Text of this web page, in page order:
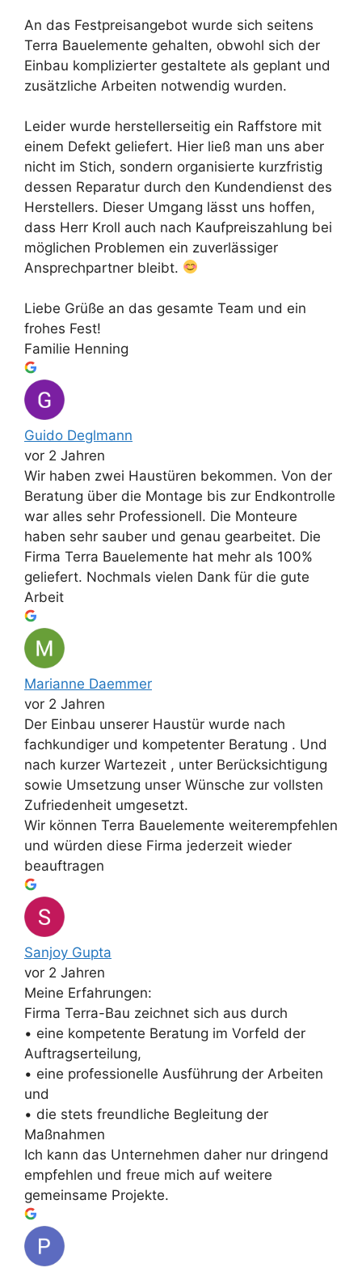
An das Festpreisangebot wurde sich seitens
Terra Bauelemente gehalten, obwohl sich der
Einbau komplizierter gestaltete als geplant und
zusätzliche Arbeiten notwendig wurden.
Leider wurde herstellerseitig ein Raffstore mit
einem Defekt geliefert. Hier ließ man uns aber
nicht im Stich, sondern organisierte kurzfristig
dessen Reparatur durch den Kundendienst des
Herstellers. Dieser Umgang lässt uns hoffen,
dass Herr Kroll auch nach Kaufpreiszahlung bei
möglichen Problemen ein zuverlässiger
Ansprechpartner bleibt.
Liebe Grüße an das gesamte Team und ein
frohes Fest!
Familie Henning
Guido Deglmann
vor 2 Jahren
Wir haben zwei Haustüren bekommen. Von der
Beratung über die Montage bis zur Endkontrolle
war alles sehr Professionell. Die Monteure
haben sehr sauber und genau gearbeitet. Die
Firma Terra Bauelemente hat mehr als 100%
geliefert. Nochmals vielen Dank für die gute
Arbeit
Marianne Daemmer
vor 2 Jahren
Der Einbau unserer Haustür wurde nach
fachkundiger und kompetenter Beratung . Und
nach kurzer Wartezeit , unter Berücksichtigung
sowie Umsetzung unser Wünsche zur vollsten
Zufriedenheit umgesetzt.
Wir können Terra Bauelemente weiterempfehlen
und würden diese Firma jederzeit wieder
beauftragen
Sanjoy Gupta
vor 2 Jahren
Meine Erfahrungen:
Firma Terra-Bau zeichnet sich aus durch
• eine kompetente Beratung im Vorfeld der
Auftragserteilung,
• eine professionelle Ausführung der Arbeiten
und
• die stets freundliche Begleitung der
Maßnahmen
Ich kann das Unternehmen daher nur dringend
empfehlen und freue mich auf weitere
gemeinsame Projekte.